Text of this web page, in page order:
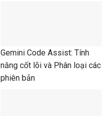
Gemini Code Assist: Tính
năng cốt lõi và Phân loại các
phiên bản